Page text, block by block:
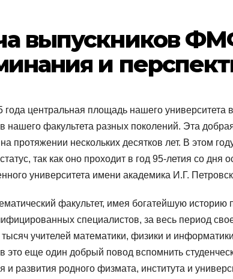
выпускников
и
года центральная площадь нашего университета
нашего факультета разных поколений. Эта
протяжении нескольких десятков лет. В этом
так как оно проходит в год 95-летия со дня
университета имени академика И.Г.
факультет, имея богатейшую историю
специалистов, за весь период
тысяч учителей математики, физики и
это еще один добрый повод вспомнить
и развития родного физмата, института и